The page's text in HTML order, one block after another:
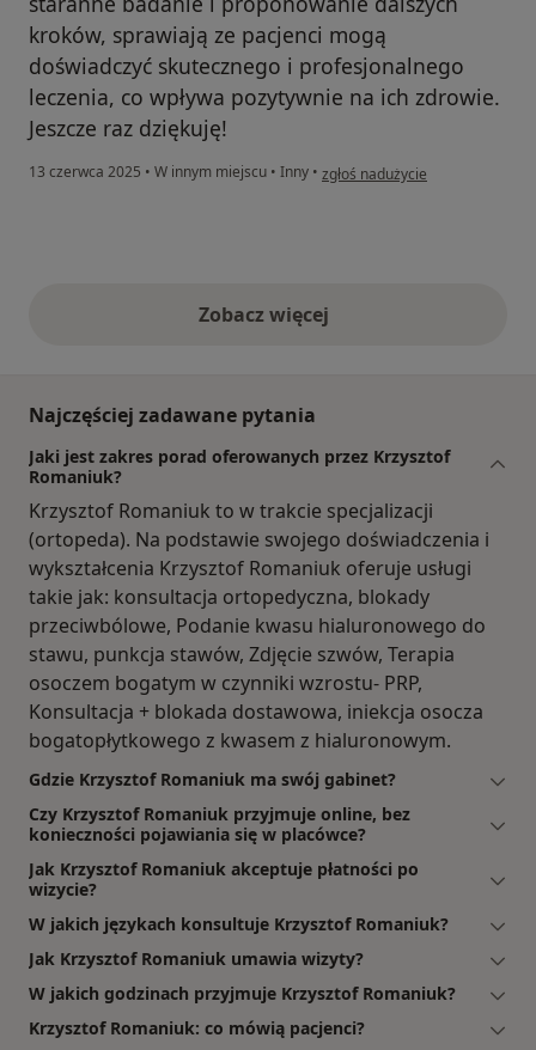
kroków, sprawiają ze pacjenci mogą
doświadczyć skutecznego i profesjonalnego
leczenia, co wpływa pozytywnie na ich zdrowie.
Jeszcze raz dziękuję!
13 czerwca 2025 • W innym miejscu • Inny • w opinii użytkownika Katarzyna
zgłoś nadużycie
Zobacz więcejopinie powyżej
Najczęściej zadawane pytania
Jaki jest zakres porad oferowanych przez Krzysztof
Romaniuk?
Krzysztof Romaniuk to w trakcie specjalizacji
(ortopeda). Na podstawie swojego doświadczenia i
wykształcenia Krzysztof Romaniuk oferuje usługi
takie jak: konsultacja ortopedyczna, blokady
przeciwbólowe, Podanie kwasu hialuronowego do
stawu, punkcja stawów, Zdjęcie szwów, Terapia
osoczem bogatym w czynniki wzrostu- PRP,
Konsultacja + blokada dostawowa, iniekcja osocza
bogatopłytkowego z kwasem z hialuronowym.
Gdzie Krzysztof Romaniuk ma swój gabinet?
Czy Krzysztof Romaniuk przyjmuje online, bez
konieczności pojawiania się w placówce?
Jak Krzysztof Romaniuk akceptuje płatności po
wizycie?
W jakich językach konsultuje Krzysztof Romaniuk?
Jak Krzysztof Romaniuk umawia wizyty?
W jakich godzinach przyjmuje Krzysztof Romaniuk?
Krzysztof Romaniuk: co mówią pacjenci?